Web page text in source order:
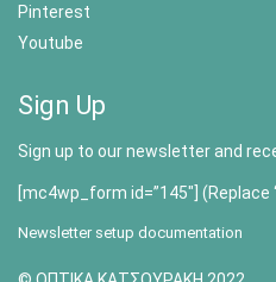
Pinterest
Youtube
Sign Up
Sign up to our newsletter and
[mc4wp_form id=”145″]
Newsletter setup documentation